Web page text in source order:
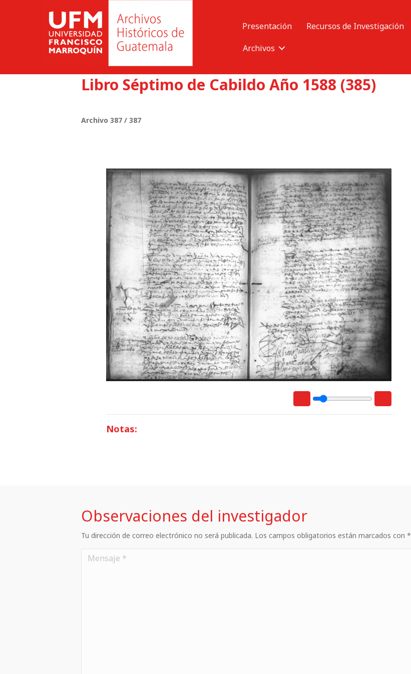
Presentación Recursos de Investigación
Archivos
Libro Séptimo de Cabildo Año 1588 (385)
Archivo 387 / 387
Notas:
Observaciones del investigador
Tu dirección de correo electrónico no será publicada. Los campos obligatorios están marcados con *